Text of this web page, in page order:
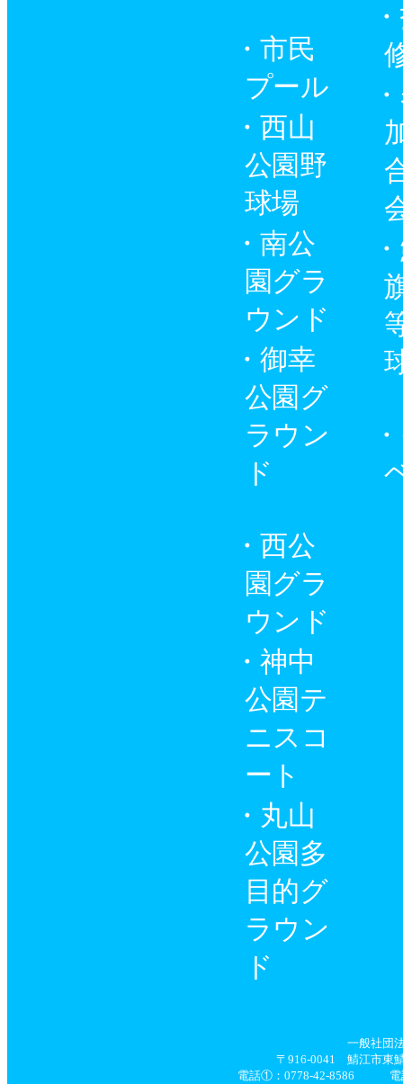
市民
プール
西山
公園野
球場
南公
園グラ
ウンド
御幸
公園グ
ラウン
ド
西公
園グラ
ウンド
神中
公園テ
ニスコ
ート
丸山
公園多
目的グ
ラウン
ド
一般社団
〒916-0041 鯖江市東
電話①：0778-42-8586 電